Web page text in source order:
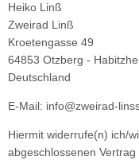
Heiko Linß
Zweirad Linß
Kroetengasse 49
64853 Otzberg -
Deutschland
E-Mail: info@zweirad-
Hiermit widerrufe(n) ich/
abgeschlossenen